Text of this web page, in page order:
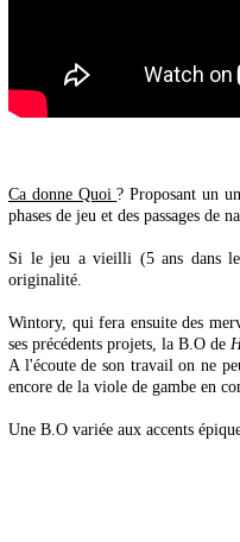
Ca donne Quoi? Proposant un
phases de jeu et des passages de
Si le jeu a vieilli (5 ans dans le
originalité.
Wintory, qui fera ensuite des
ses précédents projets, la B.O de
A l'écoute de son travail on ne
encore de la viole de gambe en
Une B.O variée aux accents